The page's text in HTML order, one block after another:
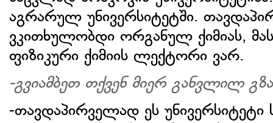
აგრარულ უნივერსიტეტში.
ვკითხულობდი ორგანულ ქიმიას,
ფიზიკური ქიმიის ლექტორი ვარ.
-გვიამბეთ თქვენ მიერ განვლილ
-თავდაპირველად ეს